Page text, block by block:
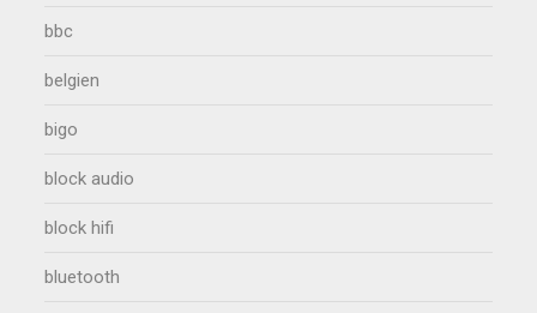
bbc
belgien
bigo
block audio
block hifi
bluetooth